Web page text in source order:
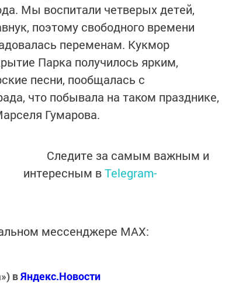
Мы воспитали четверых детей,
поэтому свободного времени
переменам. Кукмор
Парка получилось ярким,
песни, пообщалась с
что побывала на таком празднике,
Гумарова.
Следите за самым важным и
интересным вTelegram-
мессенджере MАХ:
вЯндекс.Новости